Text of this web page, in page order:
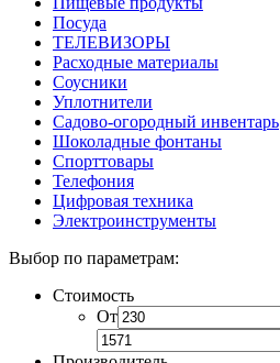
Посуда
ТЕЛЕВИЗОРЫ
Расходные материалы
Соусники
Уплотнители
Садово-огородный инвентарь
Шоколадные фонтаны
Спорттовары
Телефония
Цифровая техника
Электроинструменты
Выбор по параметрам:
Стоимость
От